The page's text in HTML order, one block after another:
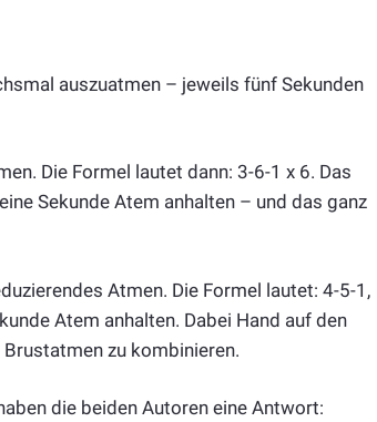
auszuatmen – jeweils fünf Sekunden
Die Formel lautet dann: 3-6-1 x 6. Das
Sekunde Atem anhalten – und das ganz
Atmen. Die Formel lautet: 4-5-1,
Atem anhalten. Dabei Hand auf den
zu kombinieren.
die beiden Autoren eine Antwort: